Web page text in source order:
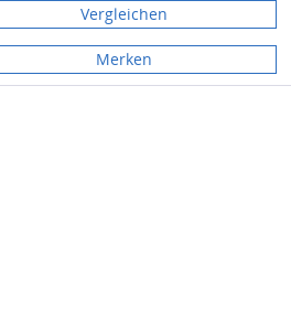
Vergleichen
Merken